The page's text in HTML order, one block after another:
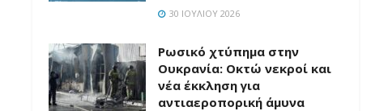
30 ΙΟΥΛΊΟΥ 2026
Ρωσικό χτύπημα στην
Ουκρανία: Οκτώ νεκροί και
νέα έκκληση για
αντιαεροπορική άμυνα